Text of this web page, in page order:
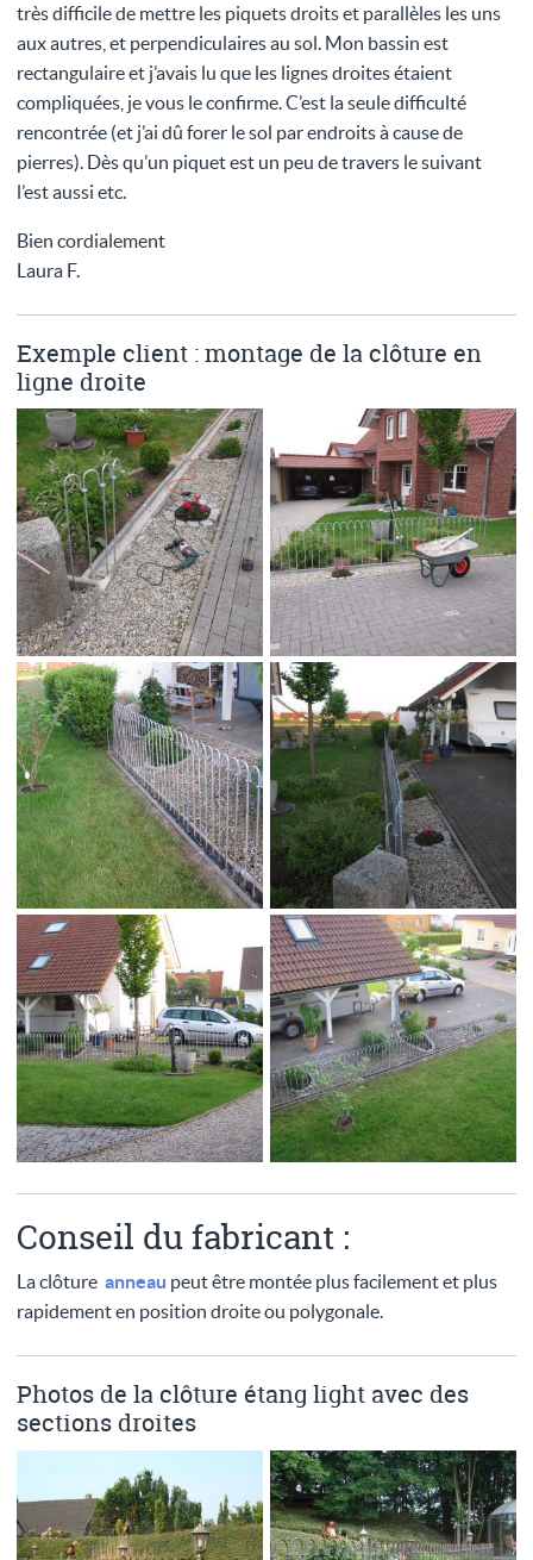
très difficile de mettre les piquets droits et parallèles les uns
aux autres, et perpendiculaires au sol. Mon bassin est
rectangulaire et j’avais lu que les lignes droites étaient
compliquées, je vous le confirme. C’est la seule difficulté
rencontrée (et j’ai dû forer le sol par endroits à cause de
pierres). Dès qu’un piquet est un peu de travers le suivant
l’est aussi etc.
Bien cordialement
Laura F.
Exemple client : montage de la clôture en
ligne droite
Conseil du fabricant :
La clôture anneau peut être montée plus facilement et plus
rapidement en position droite ou polygonale.
Photos de la clôture étang light avec des
sections droites